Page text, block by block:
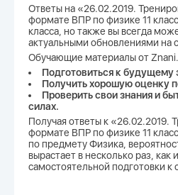
Ответы на «26.02.2019.
формате ВПР по физике 11
класса, но также вы всегда
актуальными обновлениями на
Обучающие материалы от
Подготовиться к будущему
Получить хорошую оценку
Проверить свои знания и
силах.
Получая ответы к «26.02.2019.
формате ВПР по физике 11
по предмету Физика,
вырастает в несколько раз, как
самостоятельной подготовки к